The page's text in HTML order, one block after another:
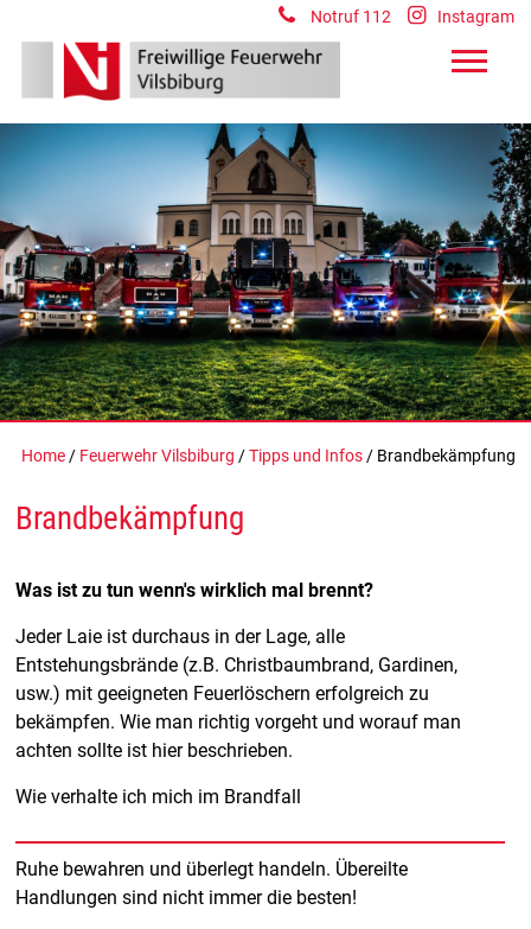
Home/ Feuerwehr Vilsbiburg /Tipps und Infos/ Brandbekämpfung
Brandbekämpfung
Was ist zu tun wenn's wirklich mal brennt?
Jeder Laie ist durchaus in der Lage, alle
Entstehungsbrände (z.B. Christbaumbrand, Gardinen,
usw.) mit geeigneten Feuerlöschern erfolgreich zu
bekämpfen. Wie man richtig vorgeht und worauf man
achten sollte ist hier beschrieben.
Wie verhalte ich mich im Brandfall
Ruhe bewahren und überlegt handeln. Übereilte
Handlungen sind nicht immer die besten!
Notruf 112 Instagram